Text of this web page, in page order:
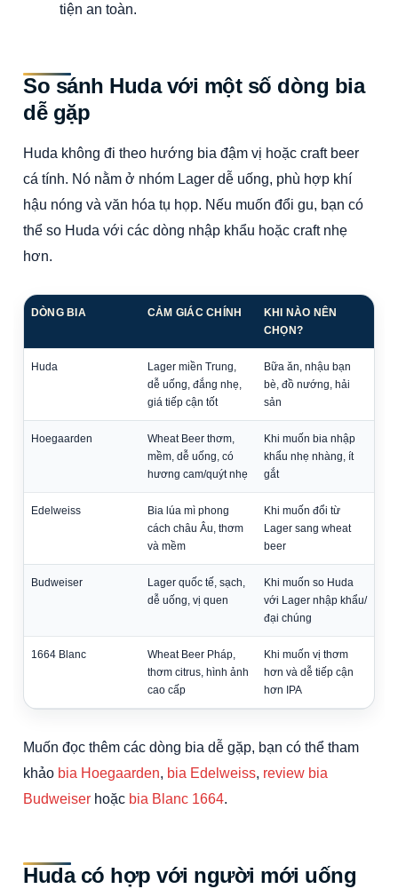
tiện an toàn.
So sánh Huda với một số dòng bia
dễ gặp
Huda không đi theo hướng bia đậm vị hoặc craft beer
cá tính. Nó nằm ở nhóm Lager dễ uống, phù hợp khí
hậu nóng và văn hóa tụ họp. Nếu muốn đổi gu, bạn có
thể so Huda với các dòng nhập khẩu hoặc craft nhẹ
hơn.
DÒNG BIA CẢM GIÁC CHÍNH
KHI NÀO NÊN
CHỌN?
Huda
Lager miền Trung,
dễ uống, đắng nhẹ,
giá tiếp cận tốt
Bữa ăn, nhậu bạn
bè, đồ nướng, hải
sản
Hoegaarden
Wheat Beer thơm,
mềm, dễ uống, có
hương cam/quýt nhẹ
Khi muốn bia nhập
khẩu nhẹ nhàng, ít
gắt
Edelweiss
Bia lúa mì phong
cách châu Âu, thơm
và mềm
Khi muốn đổi từ
Lager sang wheat
beer
Budweiser
Lager quốc tế, sạch,
dễ uống, vị quen
Khi muốn so Huda
với Lager nhập khẩu/
đại chúng
1664 Blanc
Wheat Beer Pháp,
thơm citrus, hình ảnh
cao cấp
Khi muốn vị thơm
hơn và dễ tiếp cận
hơn IPA
Muốn đọc thêm các dòng bia dễ gặp, bạn có thể tham
khảo bia Hoegaarden, bia Edelweiss, review bia
Budweiser hoặc bia Blanc 1664.
Huda có hợp với người mới uống